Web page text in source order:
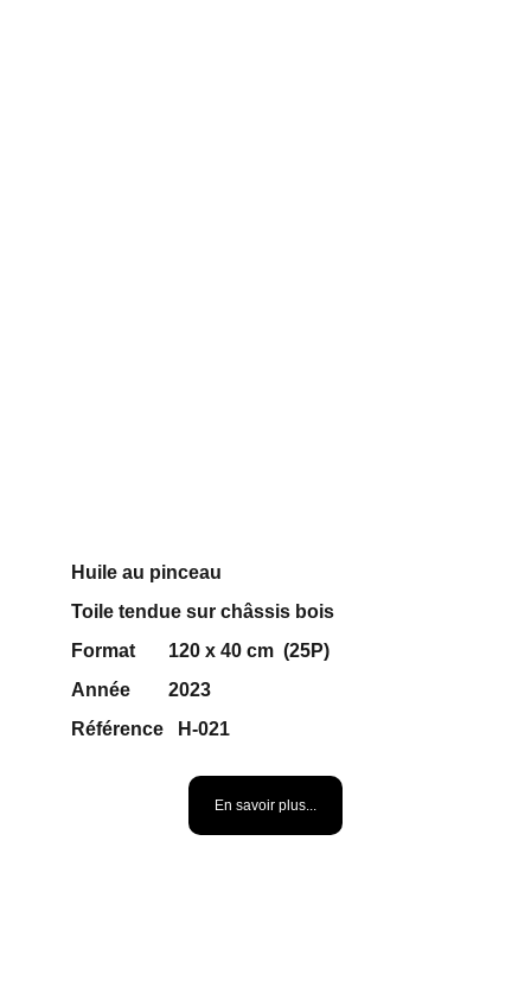
Huile au pinceau
Toile tendue sur châssis bois
Format       120 x 40 cm  (25P)
Année        2023
Référence   H-021
En savoir plus...